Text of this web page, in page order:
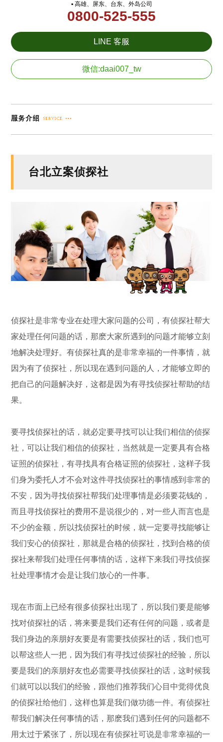
▪ 高雄、屏东、台东、外岛公司
0800-525-555
LINE 客服
微信:daai007_tw
台北立案侦探社
侦探社是非常专业在处理大家问题的公司，有侦探社帮大
家处理任何问题的话，那麽大家所遇到的问题才能够立刻
地解决处理好。有侦探社真的是非常幸福的一件事情，就
因为有了侦探社，所以现在遇到问题的人，才能够立即的
把自己的问题解决好，这都是因为有寻找侦探社帮助的结
果。
要寻找侦探社的话，就必定要寻找可以让我们相信的侦探
社，可以让我们相信的侦探社，当然就是一定要具有合格
证照的侦探社，有寻找具有合格证照的侦探社，这样子我
们身为委托人才不会对这件寻找侦探社的事情感到非常的
不安，因为寻找侦探社帮我们处理事情是必须要花钱的，
而且寻找侦探社的费用不是说很少的，对一些人而言也是
不少的金额，所以找侦探社的时候，就一定要寻找能够让
我们安心的侦探社，那就是合格的侦探社，找到合格的侦
探社来帮我们处理任何事情的话，这样下来我们寻找侦探
社处理事情才会是让我们放心的一件事。
现在市面上已经有很多侦探社出现了，所以我们要是能够
找对侦探社的话，将来要是我们还有任何的问题，或者是
我们身边的亲朋好友要是有需要找侦探社的话，我们也可
以帮这些人一把，因为我们有寻找过侦探社的经验，所以
要是我们的亲朋好友也必需要寻找侦探社的话，这时候我
们就可以以我们的经验，跟他们推荐我们心目中觉得优良
的侦探社给他们，这样也算是我们做功德一件。有侦探社
帮我们解决任何事情的话，那麽我们遇到任何的问题都不
用太过于紧张了，所以现在有侦探社可说是非常幸福的一